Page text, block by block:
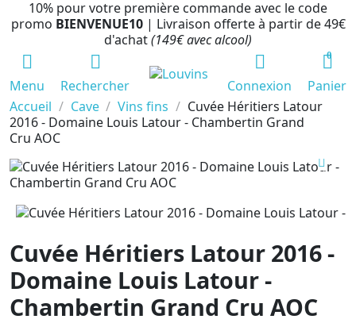
10% pour votre première commande avec le code
promo BIENVENUE10 | Livraison offerte à partir de 49€
d'achat(149€ avec alcool)
Menu Rechercher Connexion
0
Panier
Accueil
Cave Vins fins
Cuvée Héritiers Latour
2016 - Domaine Louis Latour - Chambertin Grand
Cru AOC
Cuvée Héritiers Latour 2016 -
Domaine Louis Latour -
Chambertin Grand Cru AOC